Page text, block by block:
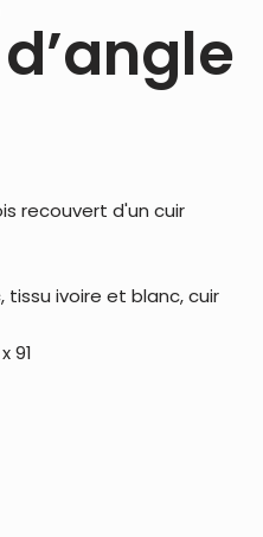
recouvert d'un cuir
tissu ivoire et blanc, cuir
91